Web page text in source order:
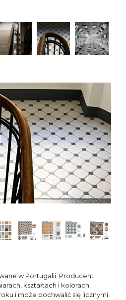
w Portugalii. Producent
kształtach i kolorach.
i może pochwalić się licznymi